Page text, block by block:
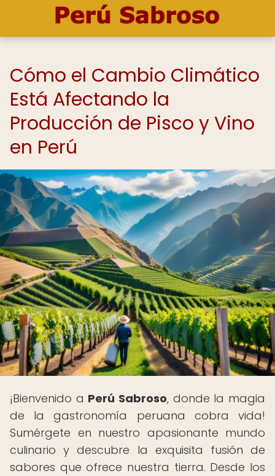
Cómo el Cambio Climático
Está Afectando la
Producción de Pisco y Vino
en Perú
¡Bienvenido a Perú Sabroso, donde la magia
de la gastronomía peruana cobra vida!
Sumérgete en nuestro apasionante mundo
culinario y descubre la exquisita fusión de
sabores que ofrece nuestra tierra. Desde los